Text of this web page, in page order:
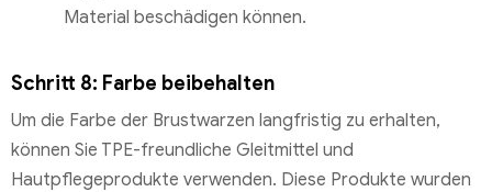
Material beschädigen können.
Schritt 8: Farbe beibehalten
Um die Farbe der Brustwarzen langfristig zu erhalten,
können Sie TPE-freundliche Gleitmittel und
Hautpflegeprodukte verwenden. Diese Produkte wurden